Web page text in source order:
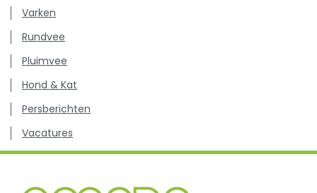
Varken
Rundvee
Pluimvee
Hond & Kat
Persberichten
Vacatures